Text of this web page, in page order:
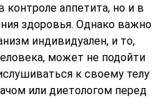
аппетита, но и в
здоровья. Однако важно
индивидуален, и то,
может не подойти
к своему телу
или диетологом перед